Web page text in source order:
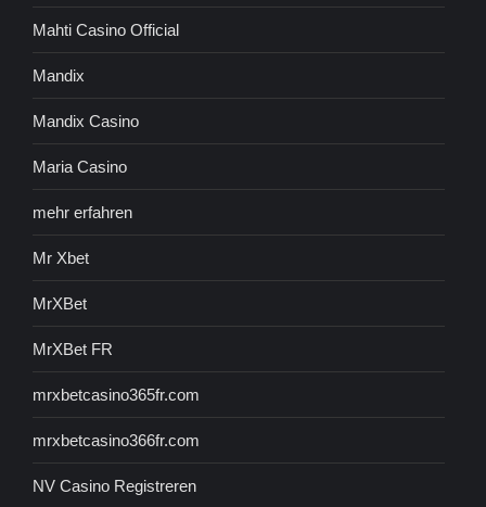
Mahti Casino Official
Mandix
Mandix Casino
Maria Casino
mehr erfahren
Mr Xbet
MrXBet
MrXBet FR
mrxbetcasino365fr.com
mrxbetcasino366fr.com
NV Casino Registreren